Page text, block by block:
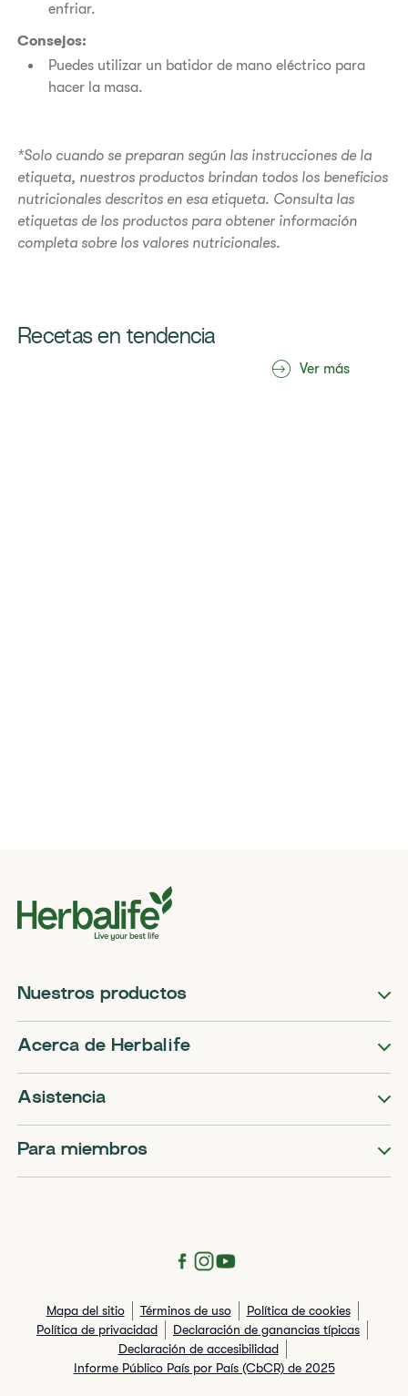
enfriar.
Consejos:
Puedes utilizar un batidor de mano eléctrico para
hacer la masa.
*Solo cuando se preparan según las instrucciones de la
etiqueta, nuestros productos brindan todos los beneficios
nutricionales descritos en esa etiqueta. Consulta las
etiquetas de los productos para obtener información
completa sobre los valores nutricionales.
Recetas en tendencia
Ver más
Nuestros productos
Acerca de Herbalife
Asistencia
Para miembros
Mapa del sitio Términos de uso
Política de cookies
Política de privacidad
Declaración de ganancias típicas
Declaración de accesibilidad
Informe Público País por País (CbCR) de 2025